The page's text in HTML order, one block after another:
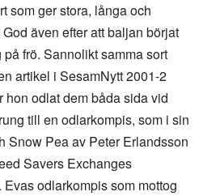
som ger stora, långa och
även efter att baljan börjat
frö. Sannolikt samma sort
artikel i SesamNytt 2001-2
odlat dem båda sida vid
till en odlarkompis, som i sin
Snow Pea av Peter Erlandsson
Savers Exchanges
odlarkompis som mottog